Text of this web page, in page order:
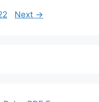
Next →